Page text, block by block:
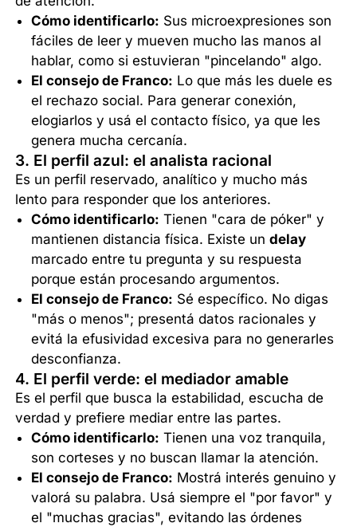
Cómo identificarlo: Sus microexpresiones son
fáciles de leer y mueven mucho las manos al
hablar, como si estuvieran "pincelando" algo.
El consejo de Franco: Lo que más les duele es
el rechazo social. Para generar conexión,
elogiarlos y usá el contacto físico, ya que les
genera mucha cercanía.
3. El perfil azul: el analista racional
Es un perfil reservado, analítico y mucho más
lento para responder que los anteriores.
Cómo identificarlo: Tienen "cara de póker" y
mantienen distancia física. Existe undelay
marcado entre tu pregunta y su respuesta
porque están procesando argumentos.
El consejo de Franco: Sé específico. No digas
"más o menos"; presentá datos racionales y
evitá la efusividad excesiva para no generarles
desconfianza.
4. El perfil verde: el mediador amable
Es el perfil que busca la estabilidad, escucha de
verdad y prefiere mediar entre las partes.
Cómo identificarlo: Tienen una voz tranquila,
son corteses y no buscan llamar la atención.
El consejo de Franco: Mostrá interés genuino y
valorá su palabra. Usá siempre el "por favor" y
el "muchas gracias", evitando las órdenes